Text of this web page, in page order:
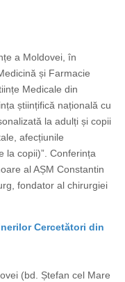
a Moldovei, în
și Farmacie
Medicale din
științifică națională cu
la adulți și copii
afecțiunile
la copii)”. Conferința
al AȘM Constantin
fondator al chirurgiei
Cercetători din
(bd. Ștefan cel Mare